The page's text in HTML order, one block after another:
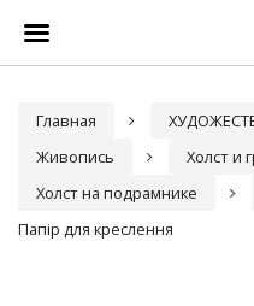
Главная
Живопись
Холст и
Холст на подрамнике
Папір для креслення